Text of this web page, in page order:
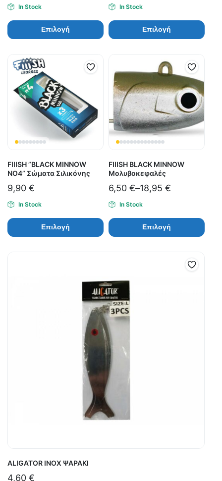
In Stock
Επιλογή
In Stock
Επιλογή
FIIISH ”BLACK MINNOW
ΝΟ4” Σώματα Σιλικόνης
9,90 €
In Stock
Επιλογή
FIIISH BLACK MINNOW
Μολυβοκεφαλές
6,50 €–18,95 €
In Stock
Επιλογή
ALIGATOR INOX ΨΑΡΑΚΙ
4,60 €